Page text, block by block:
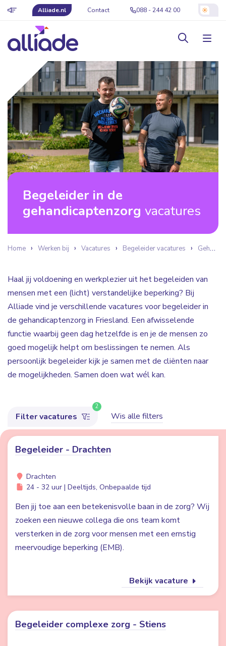
Alliade.nl Contact 088 - 244 42 00
Begeleider in de
gehandicaptenzorg vacatures
Home Werken bij Vacatures Begeleider vacatures Gehandicaptenzorg
Haal jij voldoening en werkplezier uit het begeleiden van
mensen met een (licht) verstandelijke beperking? Bij
Alliade vind je verschillende vacatures voor begeleider in
de gehandicaptenzorg in Friesland. Een afwisselende
functie waarbij geen dag hetzelfde is en je de mensen zo
goed mogelijk helpt om beslissingen te nemen. Als
persoonlijk begeleider kijk je samen met de cliënten naar
de mogelijkheden. Samen doen wat wél kan.
Filter vacatures
2
Wis alle filters
Begeleider - Drachten
Drachten
24 - 32 uur | Deeltijds, Onbepaalde tijd
Ben jij toe aan een betekenisvolle baan in de zorg? Wij
zoeken een nieuwe collega die ons team komt
versterken in de zorg voor mensen met een ernstig
meervoudige beperking (EMB).
Bekijk vacature
Begeleider complexe zorg - Stiens